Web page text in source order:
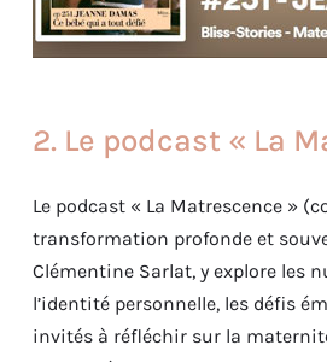
2. Le podcast « La
Le podcast « La Matrescence »
transformation profonde et
Clémentine Sarlat, y explore les
l’identité personnelle, les défis
invités à réfléchir sur la